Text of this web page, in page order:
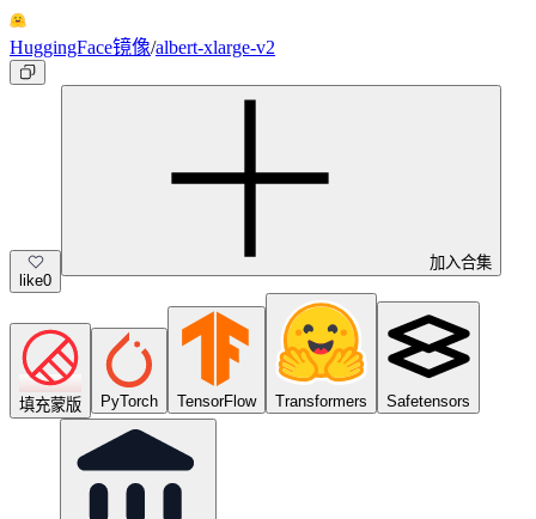
HuggingFace镜像/albert-xlarge-v2
like0
加入合集
填充蒙版 PyTorch TensorFlow Transformers Safetensors